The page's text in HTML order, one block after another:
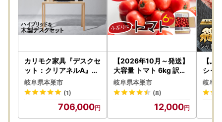
カリモク家具『デスクセ
ット：クリアネルA』S
W8031 SW8080 SW8
092 [1320]【 2023年
グッドデザイン賞 】 シ
ンプル ダイニング テー
ブル 学習 仕事 自由 組み
岐阜県本巣市
(1)
706,000
【2026年10月～発送】
大容量 トマト 6kg 訳あ
り トマト ポットファク
トリー
岐阜県本巣市
(8)
12,000
【ふ
シャ
トキ
d-PR
岐阜